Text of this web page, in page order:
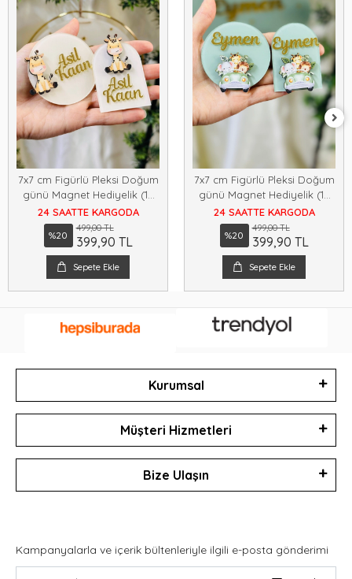
7x7 cm Figürlü Pleksi Doğum
günü Magnet Hediyelik (15
adet)
24 SAATTE KARGODA
%20
499,00 TL
399,90 TL
Sepete Ekle
7x7 cm Figürlü Pleksi Doğum
günü Magnet Hediyelik (15
adet)
24 SAATTE KARGODA
%20
499,00 TL
399,90 TL
Sepete Ekle
Kurumsal
Müşteri Hizmetleri
Bize Ulaşın
Kampanyalarla ve içerik bültenleriyle ilgili e-posta gönderimi